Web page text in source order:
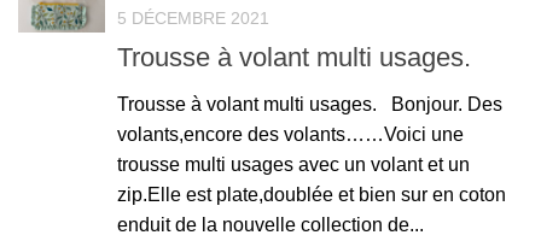
5 DÉCEMBRE 2021
Trousse à volant multi usages.
Trousse à volant multi usages. Bonjour. Des
volants,encore des volants……Voici une
trousse multi usages avec un volant et un
zip.Elle est plate,doublée et bien sur en coton
enduit de la nouvelle collection de...